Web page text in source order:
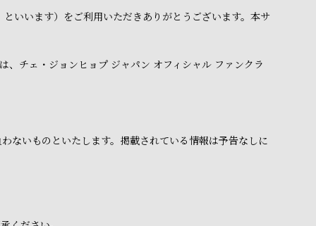
います）をご利用いただきありがとうございます。本サ
、チェ・ジョンヒョプ ジャパン オフィシャル ファンクラ
ないものといたします。掲載されている情報は予告なしに